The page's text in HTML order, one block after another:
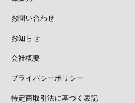
お問い合わせ
お知らせ
会社概要
プライバシーポリシー
特定商取引法に基づく表記